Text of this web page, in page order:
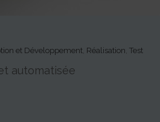
et Développement, Réalisation, Test
automatisée